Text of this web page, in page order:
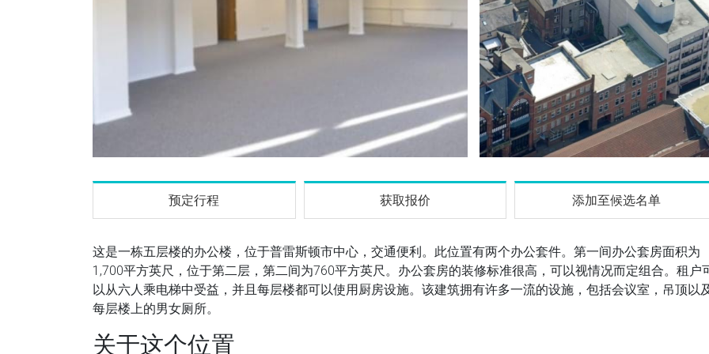
预定行程 获取报价 添加至候选名单
这是一栋五层楼的办公楼，位于普雷斯顿市中心，交通便利。此位置有两个办公套件。第一间办公套房面积为
1,700平方英尺，位于第二层，第二间为760平方英尺。办公套房的装修标准很高，可以视情况而定组合。租户
以从六人乘电梯中受益，并且每层楼都可以使用厨房设施。该建筑拥有许多一流的设施，包括会议室，吊顶以
每层楼上的男女厕所。
关于这个位置